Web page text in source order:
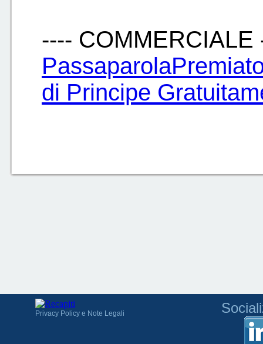
---- COMMERCIALE
di Principe
Privacy Policy e Note Legali